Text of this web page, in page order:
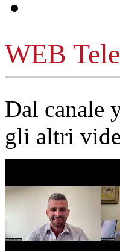
WEB
Dal canale
gli altri